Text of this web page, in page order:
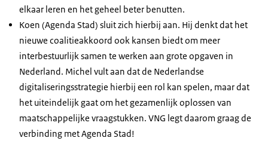
elkaar leren en het geheel beter benutten.
Koen (Agenda Stad) sluit zich hierbij aan. Hij denkt dat het
nieuwe coalitieakkoord ook kansen biedt om meer
interbestuurlijk samen te werken aan grote opgaven in
Nederland. Michel vult aan dat de Nederlandse
digitaliseringsstrategie hierbij een rol kan spelen, maar dat
het uiteindelijk gaat om het gezamenlijk oplossen van
maatschappelijke vraagstukken. VNG legt daarom graag de
verbinding met Agenda Stad!